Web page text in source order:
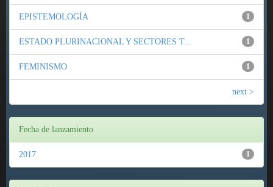
1
EPISTEMOLOGÍA
1
ESTADO PLURINACIONAL Y SECTORES T...
1
FEMINISMO
next >
Fecha de lanzamiento
1
2017